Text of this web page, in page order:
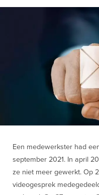
Een medewerkster had
september 2021. In april
ze niet meer gewerkt. Op
videogesprek